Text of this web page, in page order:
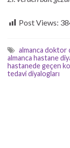
Post Views:
almanca doktor
almanca hastane
hastanede geçen
tedavi diyalogları